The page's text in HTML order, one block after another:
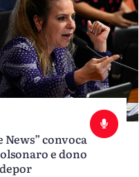
News” convoca
e dono